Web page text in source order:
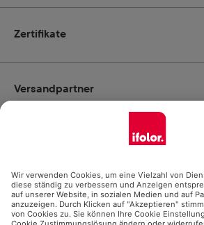
Zertifikate
Zahlungsmöglichkeiten
Social Media
Versandpartner